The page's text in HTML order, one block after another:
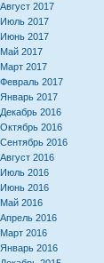
Август 2017
Июль 2017
Июнь 2017
Май 2017
Март 2017
Февраль 2017
Январь 2017
Декабрь 2016
Октябрь 2016
Сентябрь 2016
Август 2016
Июль 2016
Июнь 2016
Май 2016
Апрель 2016
Март 2016
Январь 2016